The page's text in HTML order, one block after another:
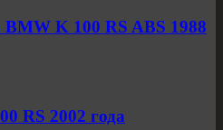
K 100 RS ABS 1988
RS 2002 года